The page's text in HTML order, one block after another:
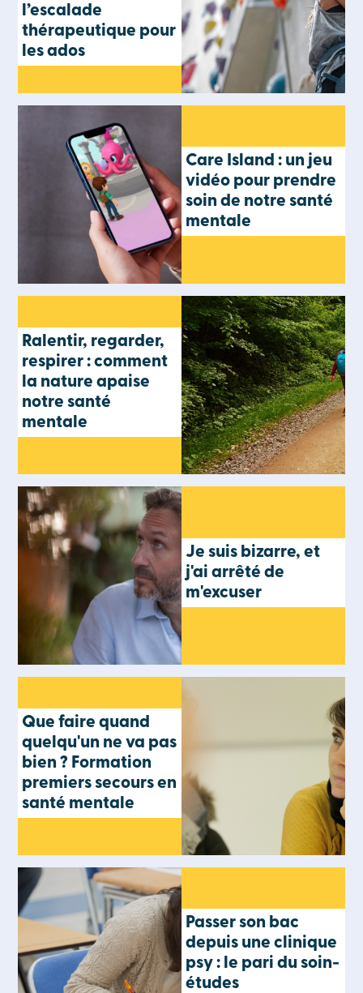
l’escalade
thérapeutique pour
les ados
Care Island : un jeu
vidéo pour prendre
soin de notre santé
mentale
Ralentir, regarder,
respirer : comment
la nature apaise
notre santé
mentale
Je suis bizarre, et
j'ai arrêté de
m'excuser
Que faire quand
quelqu'un ne va pas
bien ? Formation
premiers secours en
santé mentale
Passer son bac
depuis une clinique
psy : le pari du soin-
études